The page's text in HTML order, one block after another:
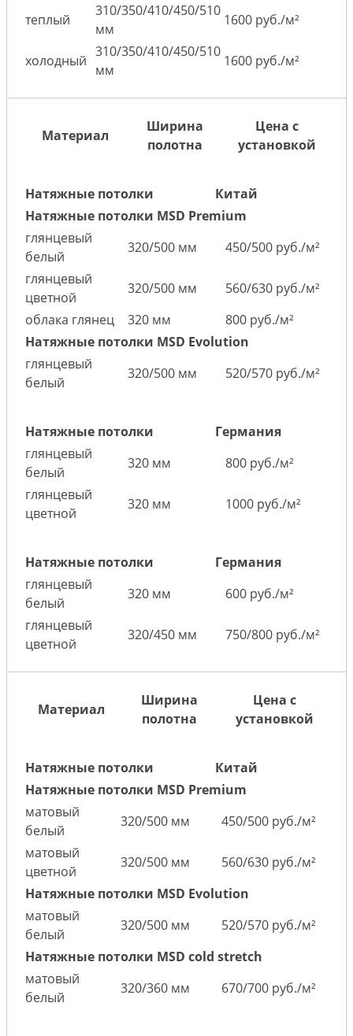
теплый
310/350/410/450/510
мм
1600 руб./м²
холодный
310/350/410/450/510
мм
1600 руб./м²
Материал
Ширина
полотна
Цена с
установкой
Натяжные потолки
Китай
Натяжные потолки MSD Premium
глянцевый
белый
320/500 мм
450/500 руб./м²
глянцевый
цветной
320/500 мм
560/630 руб./м²
облака глянец
320 мм
800 руб./м²
Натяжные потолки MSD Evolution
глянцевый
белый
320/500 мм 520/570 руб./м²
Натяжные потолки
Германия
глянцевый
белый
320 мм
800 руб./м²
глянцевый
цветной
320 мм 1000 руб./м²
Натяжные потолки
Германия
глянцевый
белый
320 мм
600 руб./м²
глянцевый
цветной
320/450 мм 750/800 руб./м²
Материал
Ширина
полотна
Цена с
установкой
Натяжные потолки
Китай
Натяжные потолки MSD Premium
матовый
белый
320/500 мм
450/500 руб./м²
матовый
цветной
320/500 мм
560/630 руб./м²
Натяжные потолки MSD Evolution
матовый
белый
320/500 мм
520/570 руб./м²
Натяжные потолки MSD cold stretch
матовый
белый
320/360 мм 670/700 руб./м²